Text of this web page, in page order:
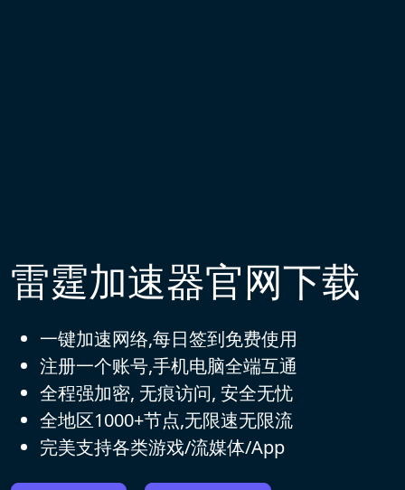
雷霆加速器官网下载
一键加速网络,每日签到免费使用
注册一个账号,手机电脑全端互通
全程强加密, 无痕访问, 安全无忧
全地区1000+节点,无限速无限流
完美支持各类游戏/流媒体/App